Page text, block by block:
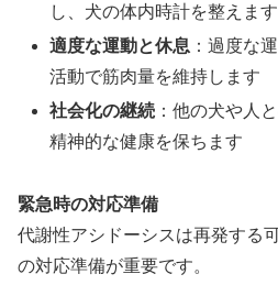
し、犬の体内時計を整えます
適度な運動と休息 ：過度な
活動で筋肉量を維持します
社会化の継続 ：他の犬や人
精神的な健康を保ちます
緊急時の対応準備
代謝性アシドーシスは再発する
の対応準備が重要です。